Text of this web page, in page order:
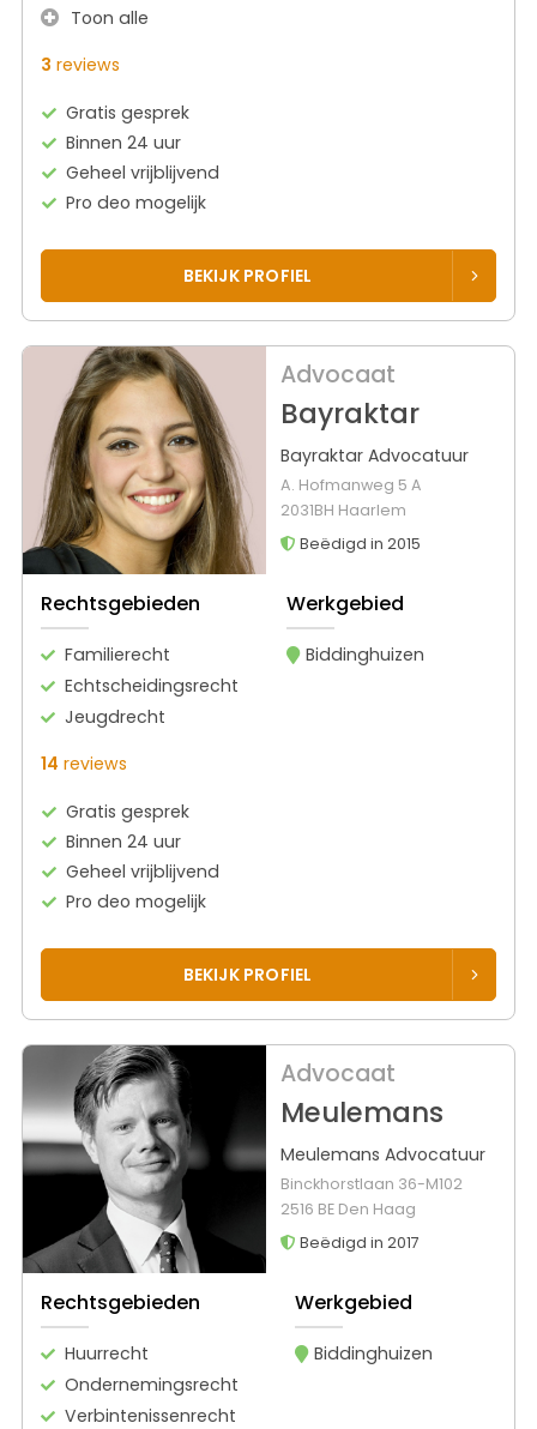
Toon alle
3 reviews
Gratis gesprek
Binnen 24 uur
Geheel vrijblijvend
Pro deo mogelijk
BEKIJK PROFIEL
Advocaat
Bayraktar
Bayraktar Advocatuur
A. Hofmanweg 5 A
2031BH Haarlem
Beëdigd in 2015
Rechtsgebieden
Familierecht
Echtscheidingsrecht
Jeugdrecht
Werkgebied
Biddinghuizen
14 reviews
Gratis gesprek
Binnen 24 uur
Geheel vrijblijvend
Pro deo mogelijk
BEKIJK PROFIEL
Advocaat
Meulemans
Meulemans Advocatuur
Binckhorstlaan 36-M102
2516 BE Den Haag
Beëdigd in 2017
Rechtsgebieden
Huurrecht
Ondernemingsrecht
Verbintenissenrecht
Werkgebied
Biddinghuizen